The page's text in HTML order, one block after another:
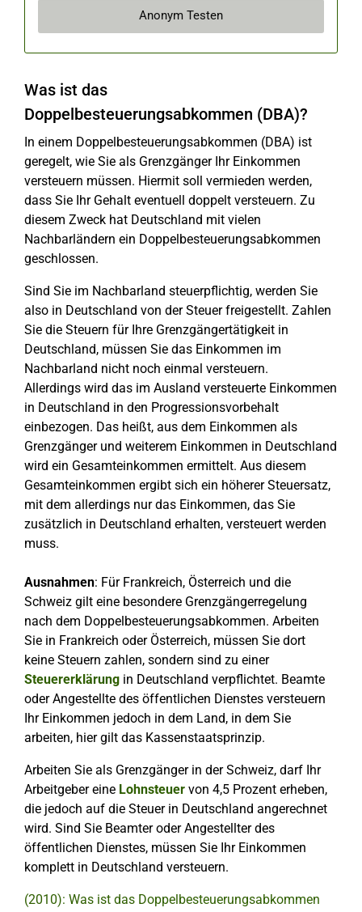
Anonym Testen
Was ist das
Doppelbesteuerungsabkommen (DBA)?
In einem Doppelbesteuerungsabkommen (DBA) ist
geregelt, wie Sie als Grenzgänger Ihr Einkommen
versteuern müssen. Hiermit soll vermieden werden,
dass Sie Ihr Gehalt eventuell doppelt versteuern. Zu
diesem Zweck hat Deutschland mit vielen
Nachbarländern ein Doppelbesteuerungsabkommen
geschlossen.
Sind Sie im Nachbarland steuerpflichtig, werden Sie
also in Deutschland von der Steuer freigestellt. Zahlen
Sie die Steuern für Ihre Grenzgängertätigkeit in
Deutschland, müssen Sie das Einkommen im
Nachbarland nicht noch einmal versteuern.
Allerdings wird das im Ausland versteuerte Einkommen
in Deutschland in den Progressionsvorbehalt
einbezogen. Das heißt, aus dem Einkommen als
Grenzgänger und weiterem Einkommen in Deutschland
wird ein Gesamteinkommen ermittelt. Aus diesem
Gesamteinkommen ergibt sich ein höherer Steuersatz,
mit dem allerdings nur das Einkommen, das Sie
zusätzlich in Deutschland erhalten, versteuert werden
muss.
Ausnahmen: Für Frankreich, Österreich und die
Schweiz gilt eine besondere Grenzgängerregelung
nach dem Doppelbesteuerungsabkommen. Arbeiten
Sie in Frankreich oder Österreich, müssen Sie dort
keine Steuern zahlen, sondern sind zu einer
Steuererklärung in Deutschland verpflichtet. Beamte
oder Angestellte des öffentlichen Dienstes versteuern
Ihr Einkommen jedoch in dem Land, in dem Sie
arbeiten, hier gilt das Kassenstaatsprinzip.
Arbeiten Sie als Grenzgänger in der Schweiz, darf Ihr
Arbeitgeber eine Lohnsteuer von 4,5 Prozent erheben,
die jedoch auf die Steuer in Deutschland angerechnet
wird. Sind Sie Beamter oder Angestellter des
öffentlichen Dienstes, müssen Sie Ihr Einkommen
komplett in Deutschland versteuern.
(2010): Was ist das Doppelbesteuerungsabkommen